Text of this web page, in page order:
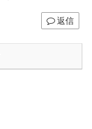
返信